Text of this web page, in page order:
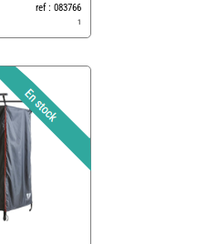
ref : 083766
1